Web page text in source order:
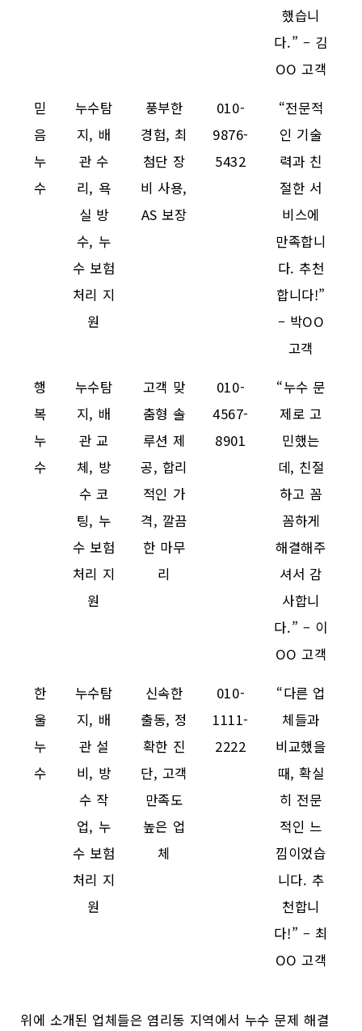
했습니
다.” – 김
OO 고객
믿
음
누
수
누수탐
지, 배
관 수
리, 욕
실 방
수, 누
수 보험
처리 지
원
풍부한
경험, 최
첨단 장
비 사용,
AS 보장
010-
9876-
5432
“전문적
인 기술
력과 친
절한 서
비스에
만족합니
다. 추천
합니다!”
– 박OO
고객
행
복
누
수
누수탐
지, 배
관 교
체, 방
수 코
팅, 누
수 보험
처리 지
원
고객 맞
춤형 솔
루션 제
공, 합리
적인 가
격, 깔끔
한 마무
리
010-
4567-
8901
“누수 문
제로 고
민했는
데, 친절
하고 꼼
꼼하게
해결해주
셔서 감
사합니
다.” – 이
OO 고객
한
울
누
수
누수탐
지, 배
관 설
비, 방
수 작
업, 누
수 보험
처리 지
원
신속한
출동, 정
확한 진
단, 고객
만족도
높은 업
체
010-
1111-
2222
“다른 업
체들과
비교했을
때, 확실
히 전문
적인 느
낌이었습
니다. 추
천합니
다!” – 최
OO 고객
위에 소개된 업체들은 염리동 지역에서 누수 문제 해결